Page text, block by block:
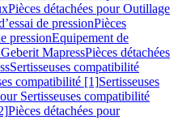
Pièces détachées pour Outillage
de pressionPièces
pressionEquipement de
MapressPièces détachées
Sertisseuses compatibilité
compatibilité [1]Sertisseuses
Sertisseuses compatibilité
Pièces détachées pour